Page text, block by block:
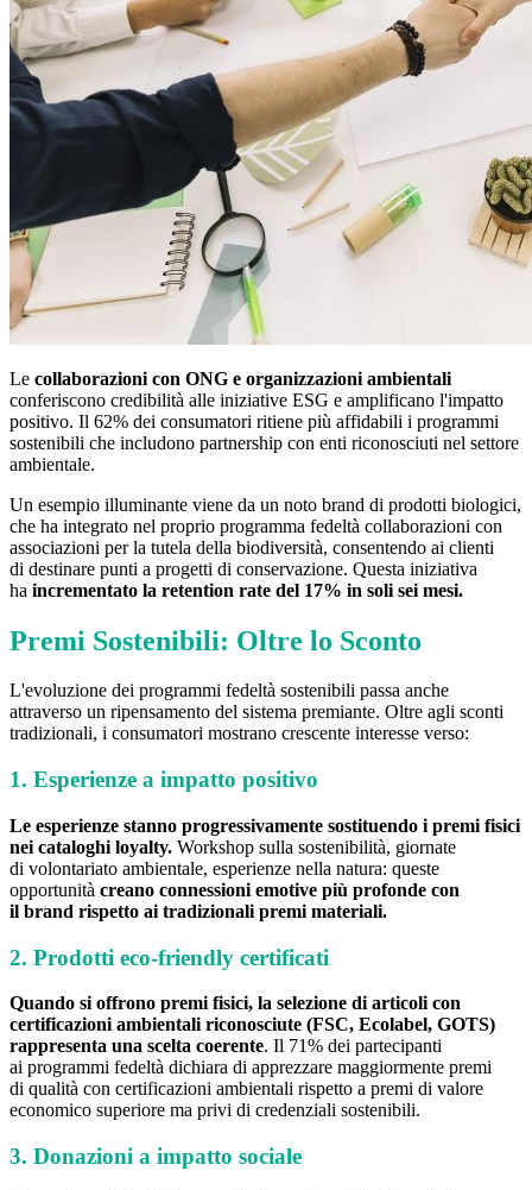
Le collaborazioni con ONG e organizzazioni ambientali
conferiscono credibilità alle iniziative ESG e amplificano l'impatto
positivo. Il 62% dei consumatori ritiene più affidabili i programmi
sostenibili che includono partnership con enti riconosciuti nel settore
ambientale.
Un esempio illuminante viene da un noto brand di prodotti biologici,
che ha integrato nel proprio programma fedeltà collaborazioni con
associazioni per la tutela della biodiversità, consentendo ai clienti
di destinare punti a progetti di conservazione. Questa iniziativa
ha incrementato la retention rate del 17% in soli sei mesi.
Premi Sostenibili: Oltre lo Sconto
L'evoluzione dei programmi fedeltà sostenibili passa anche
attraverso un ripensamento del sistema premiante. Oltre agli sconti
tradizionali, i consumatori mostrano crescente interesse verso:
1. Esperienze a impatto positivo
Le esperienze stanno progressivamente sostituendo i premi fisici
nei cataloghi loyalty. Workshop sulla sostenibilità, giornate
di volontariato ambientale, esperienze nella natura: queste
opportunità creano connessioni emotive più profonde con
il brand rispetto ai tradizionali premi materiali.
2. Prodotti eco-friendly certificati
Quando si offrono premi fisici, la selezione di articoli con
certificazioni ambientali riconosciute (FSC, Ecolabel, GOTS)
rappresenta una scelta coerente. Il 71% dei partecipanti
ai programmi fedeltà dichiara di apprezzare maggiormente premi
di qualità con certificazioni ambientali rispetto a premi di valore
economico superiore ma privi di credenziali sostenibili.
3. Donazioni a impatto sociale